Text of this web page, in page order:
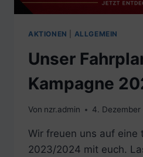
AKTIONEN ALLGEMEIN
Unser
Kampagne
Von nzr.admin 4. Dezember
Wir freuen uns auf eine
2023/2024 mit euch.